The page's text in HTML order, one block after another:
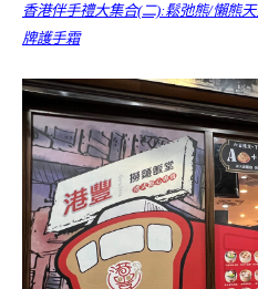
香港伴手禮大集合(二):鬆弛熊/懶熊
牌護手霜